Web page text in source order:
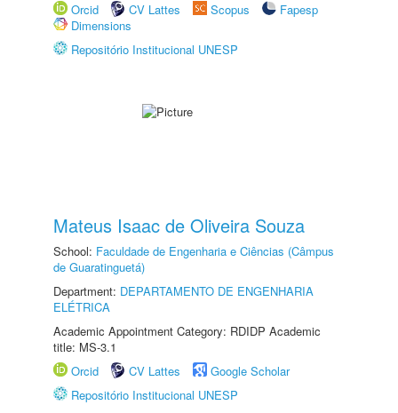
Orcid
CV Lattes Scopus
Fapesp
Dimensions
Repositório Institucional UNESP
Mateus Isaac de Oliveira Souza
School: Faculdade de Engenharia e Ciências (Câmpus
de Guaratinguetá)
Department: DEPARTAMENTO DE ENGENHARIA
ELÉTRICA
Academic Appointment Category: RDIDP Academic
title: MS-3.1
Orcid
CV Lattes
Google Scholar
Repositório Institucional UNESP